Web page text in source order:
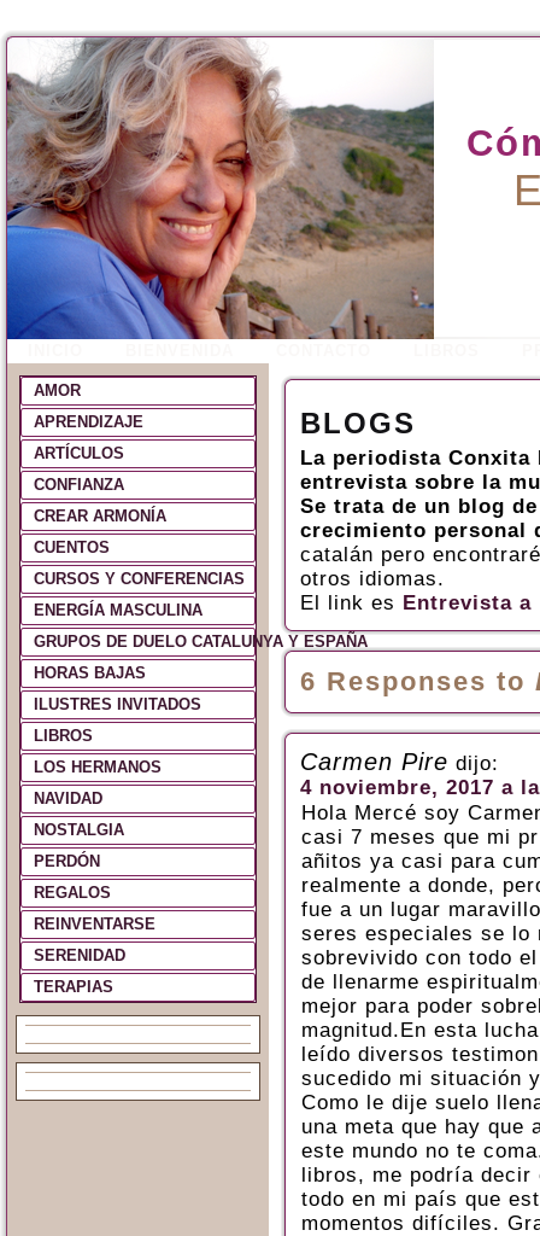
AMOR
APRENDIZAJE
ARTÍCULOS
CONFIANZA
CREAR ARMONÍA
CUENTOS
CURSOS Y CONFERENCIAS
ENERGÍA MASCULINA
GRUPOS DE DUELO CATALUNYA Y ESPAÑA
HORAS BAJAS
ILUSTRES INVITADOS
LIBROS
LOS HERMANOS
NAVIDAD
NOSTALGIA
PERDÓN
REGALOS
REINVENTARSE
SERENIDAD
TERAPIAS
BLOGS
La periodista Conxita
entrevista sobre la
Se trata de un blog
crecimiento personal
catalán pero
otros idiomas.
El link es Entrevista a
6 Responses to
Carmen Pire dijo:
4 noviembre, 2017 a
Hola Mercé soy
casi 7 meses que mi
añitos ya casi para
realmente a donde,
fue a un lugar
seres especiales se lo
sobrevivido con todo
de llenarme
mejor para poder
magnitud.En esta
leído diversos
sucedido mi situación
Como le dije suelo
una meta que hay que
este mundo no te
libros, me podría decir
todo en mi país que
momentos difíciles.